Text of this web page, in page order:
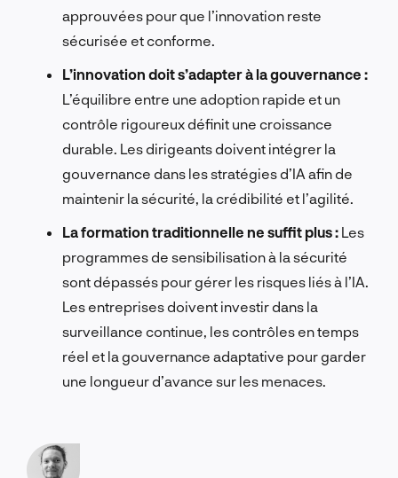
approuvées pour que l’innovation reste
sécurisée et conforme.
L’innovation doit s’adapter à la gouvernance :
L’équilibre entre une adoption rapide et un
contrôle rigoureux définit une croissance
durable. Les dirigeants doivent intégrer la
gouvernance dans les stratégies d’IA afin de
maintenir la sécurité, la crédibilité et l’agilité.
La formation traditionnelle ne suffit plus : Les
programmes de sensibilisation à la sécurité
sont dépassés pour gérer les risques liés à l’IA.
Les entreprises doivent investir dans la
surveillance continue, les contrôles en temps
réel et la gouvernance adaptative pour garder
une longueur d’avance sur les menaces.